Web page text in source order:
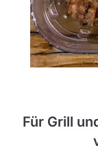
Für Grill